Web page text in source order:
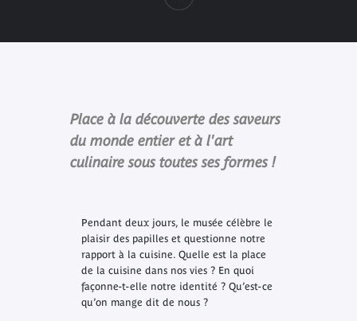
Place à la découverte des saveurs
du monde entier et à l'art
culinaire sous toutes ses formes !
Pendant deux jours, le musée célèbre le
plaisir des papilles et questionne notre
rapport à la cuisine. Quelle est la place
de la cuisine dans nos vies ? En quoi
façonne-t-elle notre identité ? Qu’est-ce
qu’on mange dit de nous ?